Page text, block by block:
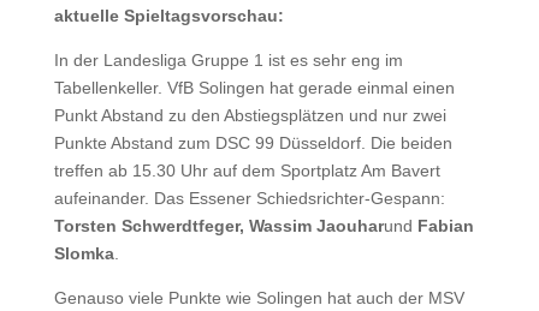
aktuelle Spieltagsvorschau:
In der Landesliga Gruppe 1 ist es sehr eng im
Tabellenkeller. VfB Solingen hat gerade einmal einen
Punkt Abstand zu den Abstiegsplätzen und nur zwei
Punkte Abstand zum DSC 99 Düsseldorf. Die beiden
treffen ab 15.30 Uhr auf dem Sportplatz Am Bavert
aufeinander. Das Essener Schiedsrichter-Gespann:
Torsten Schwerdtfeger, Wassim Jaouharund Fabian
Slomka.
Genauso viele Punkte wie Solingen hat auch der MSV